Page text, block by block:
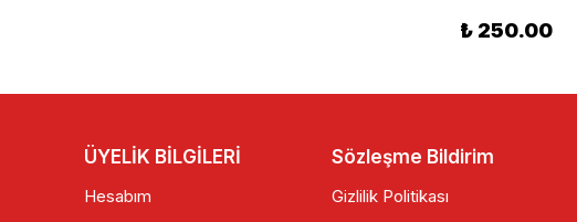
₺ 250.00
ÜYELİK BİLGİLERİ
Hesabım
Sözleşme Bildirim
Gizlilik Politikası